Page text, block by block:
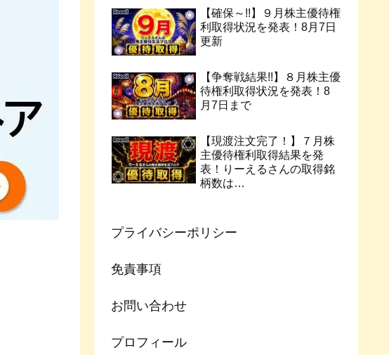
【確保～!!】９月株主優待権
利取得状況を発表！8月7日
更新
【争奪戦結果!!】８月株主優
待権利取得状況を発表！8
月7日まで
【現渡注文完了！】７月株
主優待権利取得結果を発
表！りーえるさんの取得銘
柄数は…
プライバシーポリシー
免責事項
お問い合わせ
プロフィール